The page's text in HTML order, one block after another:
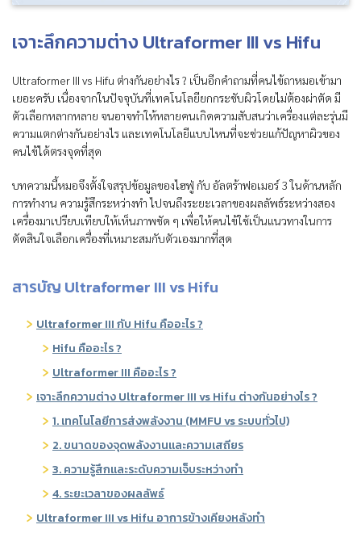
เจาะลึกความต่าง Ultraformer III vs Hifu
Ultraformer III vs Hifu ต่างกันอย่างไร ? เป็นอีกคำถามที่คนไข้ถาหมอเข้ามา
เยอะครับ เนื่องจากในปัจจุบันที่เทคโนโลยียกกระชับผิวโดยไม่ต้องผ่าตัด มี
ตัวเลือกหลากหลาย จนอาจทำให้หลายคนเกิดความสับสนว่าเครื่องแต่ละรุ่นมี
ความแตกต่างกันอย่างไร และเทคโนโลยีแบบไหนที่จะช่วยแก้ปัญหาผิวของ
คนไข้ได้ตรงจุดที่สุด
บทความนี้หมอจึงตั้งใจสรุปข้อมูลของไฮฟู่ กับ อัลตร้าฟอเมอร์ 3 ในด้านหลัก
การทำงาน ความรู้สึกระหว่างทำ ไปจนถึงระยะเวลาของผลลัพธ์ระหว่างสอง
เครื่องมาเปรียบเทียบให้เห็นภาพชัด ๆ เพื่อให้คนไข้ใช้เป็นแนวทางในการ
ตัดสินใจเลือกเครื่องที่เหมาะสมกับตัวเองมากที่สุด
สารบัญ Ultraformer III vs Hifu
Ultraformer III กับ Hifu คืออะไร ?
Hifu คืออะไร ?
Ultraformer III คืออะไร ?
เจาะลึกความต่าง Ultraformer III vs Hifu ต่างกันอย่างไร ?
1. เทคโนโลยีการส่งพลังงาน (MMFU vs ระบบทั่วไป)
2. ขนาดของจุดพลังงานและความเสถียร
3. ความรู้สึกและระดับความเจ็บระหว่างทำ
4. ระยะเวลาของผลลัพธ์
Ultraformer III vs Hifu อาการข้างเคียงหลังทำ